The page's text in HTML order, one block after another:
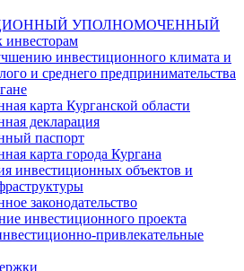
УПОЛНОМОЧЕННЫЙ
инвестиционного климата и
и среднего предпринимательства
карта Курганской области
декларация
паспорт
карта города Кургана
инвестиционных объектов и
законодательство
инвестиционного проекта
привлекательные